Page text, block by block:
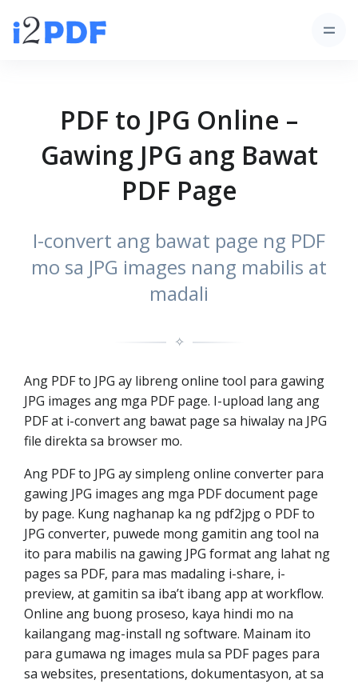
PDF to JPG Online –
Gawing JPG ang Bawat
PDF Page
I-convert ang bawat page ng PDF
mo sa JPG images nang mabilis at
madali
✧
Ang PDF to JPG ay libreng online tool para gawing
JPG images ang mga PDF page. I-upload lang ang
PDF at i-convert ang bawat page sa hiwalay na JPG
file direkta sa browser mo.
Ang PDF to JPG ay simpleng online converter para
gawing JPG images ang mga PDF document page
by page. Kung naghanap ka ng pdf2jpg o PDF to
JPG converter, puwede mong gamitin ang tool na
ito para mabilis na gawing JPG format ang lahat ng
pages sa PDF, para mas madaling i-share, i-
preview, at gamitin sa iba’t ibang app at workflow.
Online ang buong proseso, kaya hindi mo na
kailangang mag-install ng software. Mainam ito
para gumawa ng images mula sa PDF pages para
sa websites, presentations, dokumentasyon, at sa